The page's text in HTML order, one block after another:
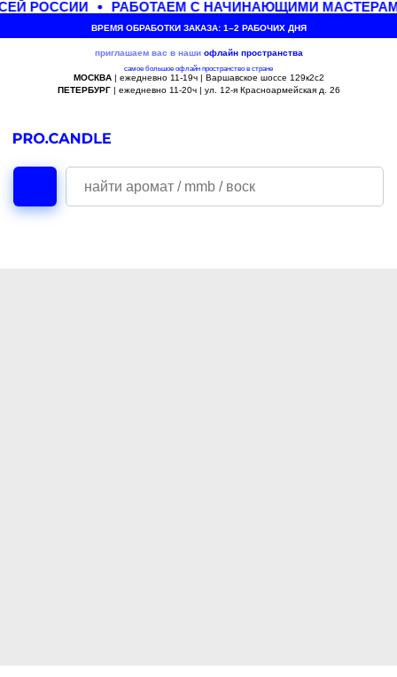
РОССИИ РАБОТАЕМ С НАЧИНАЮЩИМИ
ВРЕМЯ ОБРАБОТКИ ЗАКАЗА: 1–2 РАБОЧИХ ДНЯ
приглашаем вас в наши офлайн пространства
самое большое офлайн пространство в стране
МОСКВА| ежедневно 11-19ч | Варшавское шоссе 129к2с2
ПЕТЕРБУРГ| ежедневно 11-20ч | ул. 12-я Красноармейская д. 26